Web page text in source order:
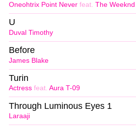
Oneohtrix Point Never feat. The Weeknd
Duval Timothy
U
James Blake
Before
Actress feat. Aura T-09
Turin
Laraaji
Through Luminous Eyes 1